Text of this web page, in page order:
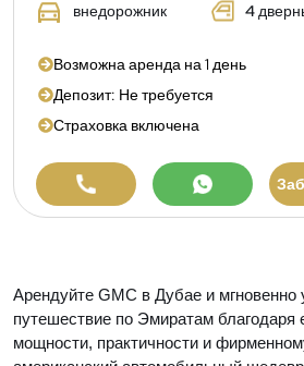
внедорожник 4
Возможна аренда на 1 день
Депозит: Не требуется
Страховка включена
Арендуйте GMC в Дубае и мгновенно
путешествие по Эмиратам благодаря
мощности, практичности и